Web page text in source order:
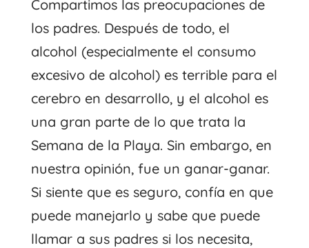
Compartimos las preocupaciones de
los padres. Después de todo, el
alcohol (especialmente el consumo
excesivo de alcohol) es terrible para el
cerebro en desarrollo, y el alcohol es
una gran parte de lo que trata la
Semana de la Playa. Sin embargo, en
nuestra opinión, fue un ganar-ganar.
Si siente que es seguro, confía en que
puede manejarlo y sabe que puede
llamar a sus padres si los necesita,